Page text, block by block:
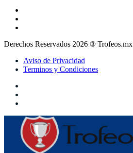
Derechos Reservados 2026 ® Trofeos.mx
Aviso de Privacidad
Terminos y Condiciones